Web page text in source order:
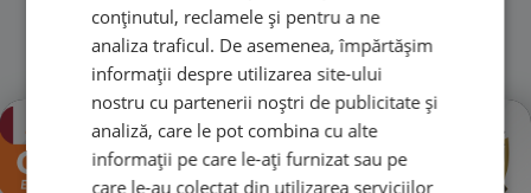
Macara geam electrica fata & spate
Oglinda exterioara reglabila electric
incalzita
Pachet drumuri grele
Padele schimbator viteze volan
Parbriz incalzit
×
conținutul, reclamele și pentru a ne
analiza traficul. De asemenea, împărtășim
informații despre utilizarea site-ului
nostru cu partenerii noștri de publicitate și
analiză, care le pot combina cu alte
informații pe care le-ați furnizat sau pe
care le-au colectat din utilizarea serviciilor